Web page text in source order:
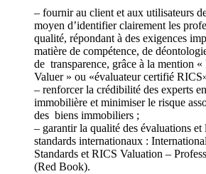
– fournir au client et aux utilisateurs
moyen d’identifier clairement les
qualité, répondant à des exigences
matière de compétence, de
de transparence, grâce à la mention
Valuer » ou «évaluateur certifié
– renforcer la crédibilité des experts
immobilière et minimiser le risque
des biens immobiliers ;
– garantir la qualité des évaluations et
standards internationaux :
Standards et RICS Valuation –
(Red Book).